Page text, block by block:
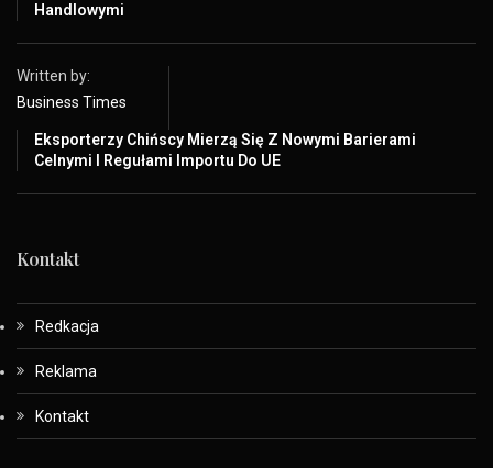
Handlowymi
Written by:
Business Times
Eksporterzy Chińscy Mierzą Się Z Nowymi Barierami
Celnymi I Regułami Importu Do UE
Kontakt
Redkacja
Reklama
Kontakt